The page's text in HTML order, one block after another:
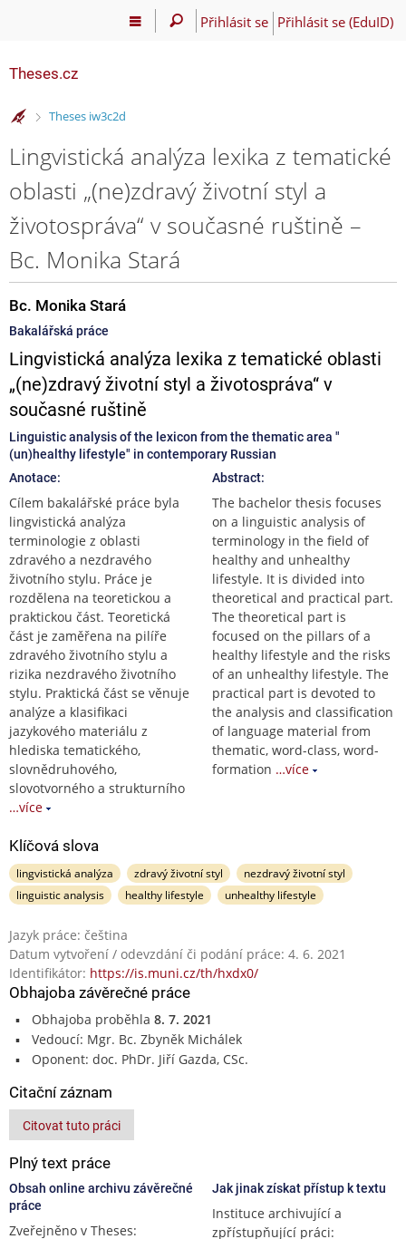
Přihlásit se Přihlásit se (EduID)
Theses.cz
>
Theses iw3c2d
Lingvistická analýza lexika z tematické
oblasti „(ne)zdravý životní styl a
životospráva“ v současné ruštině –
Bc. Monika Stará
Bc. Monika Stará
Bakalářská práce
Lingvistická analýza lexika z tematické oblasti
„(ne)zdravý životní styl a životospráva“ v
současné ruštině
Linguistic analysis of the lexicon from the thematic area "
(un)healthy lifestyle" in contemporary Russian
Anotace:
Cílem bakalářské práce byla
lingvistická analýza
terminologie z oblasti
zdravého a nezdravého
životního stylu. Práce je
rozdělena na teoretickou a
praktickou část. Teoretická
část je zaměřena na pilíře
zdravého životního stylu a
rizika nezdravého životního
stylu. Praktická část se věnuje
analýze a klasifikaci
jazykového materiálu z
hlediska tematického,
slovnědruhového,
slovotvorného a strukturního
…více
Abstract:
The bachelor thesis focuses
on a linguistic analysis of
terminology in the field of
healthy and unhealthy
lifestyle. It is divided into
theoretical and practical part.
The theoretical part is
focused on the pillars of a
healthy lifestyle and the risks
of an unhealthy lifestyle. The
practical part is devoted to
the analysis and classification
of language material from
thematic, word-class, word-
formation …více
Klíčová slova
lingvistická analýza zdravý životní styl
nezdravý životní styl
linguistic analysis
healthy lifestyle unhealthy lifestyle
Jazyk práce: čeština
Datum vytvoření / odevzdání či podání práce: 4. 6. 2021
Identifikátor: https://is.muni.cz/th/hxdx0/
Obhajoba závěrečné práce
Obhajoba proběhla 8. 7. 2021
Vedoucí: Mgr. Bc. Zbyněk Michálek
Oponent: doc. PhDr. Jiří Gazda, CSc.
Citační záznam
Citovat tuto práci
Plný text práce
Obsah online archivu závěrečné
práce
Zveřejněno v Theses:
Jak jinak získat přístup k textu
Instituce archivující a
zpřístupňující práci: